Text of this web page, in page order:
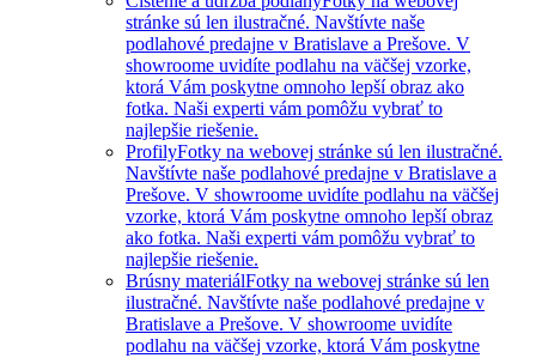
stránke sú len ilustračné. Navštívte naše
podlahové predajne v Bratislave a Prešove. V
showroome uvidíte podlahu na väčšej vzorke,
ktorá Vám poskytne omnoho lepší obraz ako
fotka. Naši experti vám pomôžu vybrať to
najlepšie riešenie.
ProfilyFotky na webovej stránke sú len ilustračné.
Navštívte naše podlahové predajne v Bratislave a
Prešove. V showroome uvidíte podlahu na väčšej
vzorke, ktorá Vám poskytne omnoho lepší obraz
ako fotka. Naši experti vám pomôžu vybrať to
najlepšie riešenie.
Brúsny materiálFotky na webovej stránke sú len
ilustračné. Navštívte naše podlahové predajne v
Bratislave a Prešove. V showroome uvidíte
podlahu na väčšej vzorke, ktorá Vám poskytne